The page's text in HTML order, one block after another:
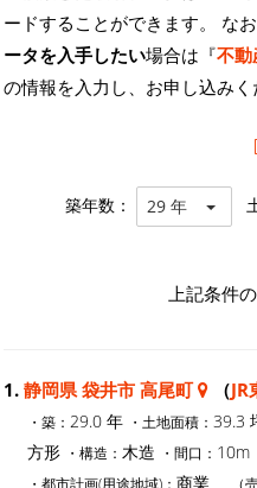
ードすることができます。 なお
ータを入手したい場合は『不動
の情報を入力し、お申し込みく
築年数： 29 年
上記条件
1. 静岡県 袋井市 高尾町 （
・築： 29.0 年 ・土地面積： 39.3
方形 ・構造： 木造 ・間口： 10m
・都市計画(用途地域)： 商業 （